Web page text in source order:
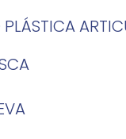
PLÁSTICA